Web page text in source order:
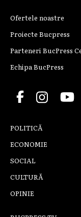
Ofertele noastre
Proiecte Bucpress
Parteneri BucPress
Echipa BucPress
POLITICĂ
ECONOMIE
SOCIAL
CULTURĂ
OPINIE